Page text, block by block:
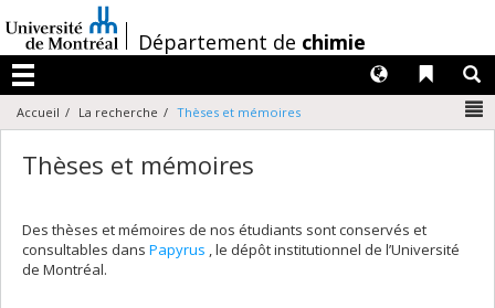
au
contenu
/Département de chimie
Menu
Liens
Langues
Accueil La recherche Thèses et mémoires
Thèses et mémoires
Des thèses et mémoires de nos étudiants sont conservés et
consultables dans Papyrus , le dépôt institutionnel de l’Université
de Montréal.